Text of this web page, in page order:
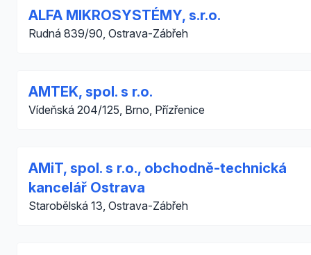
ALFA MIKROSYSTÉMY, s.r.o.
Rudná 839/90, Ostrava-Zábřeh
AMTEK, spol. s r.o.
Vídeňská 204/125, Brno, Přízřenice
AMiT, spol. s r.o., obchodně-technická
kancelář Ostrava
Starobělská 13, Ostrava-Zábřeh